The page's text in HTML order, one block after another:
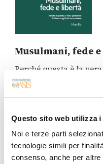
Questo sito web utilizza i
Noi e terze parti
tecnologie simili per
consenso, anche per
Musulmani, fede
Perché questa è la
del terrorismo)